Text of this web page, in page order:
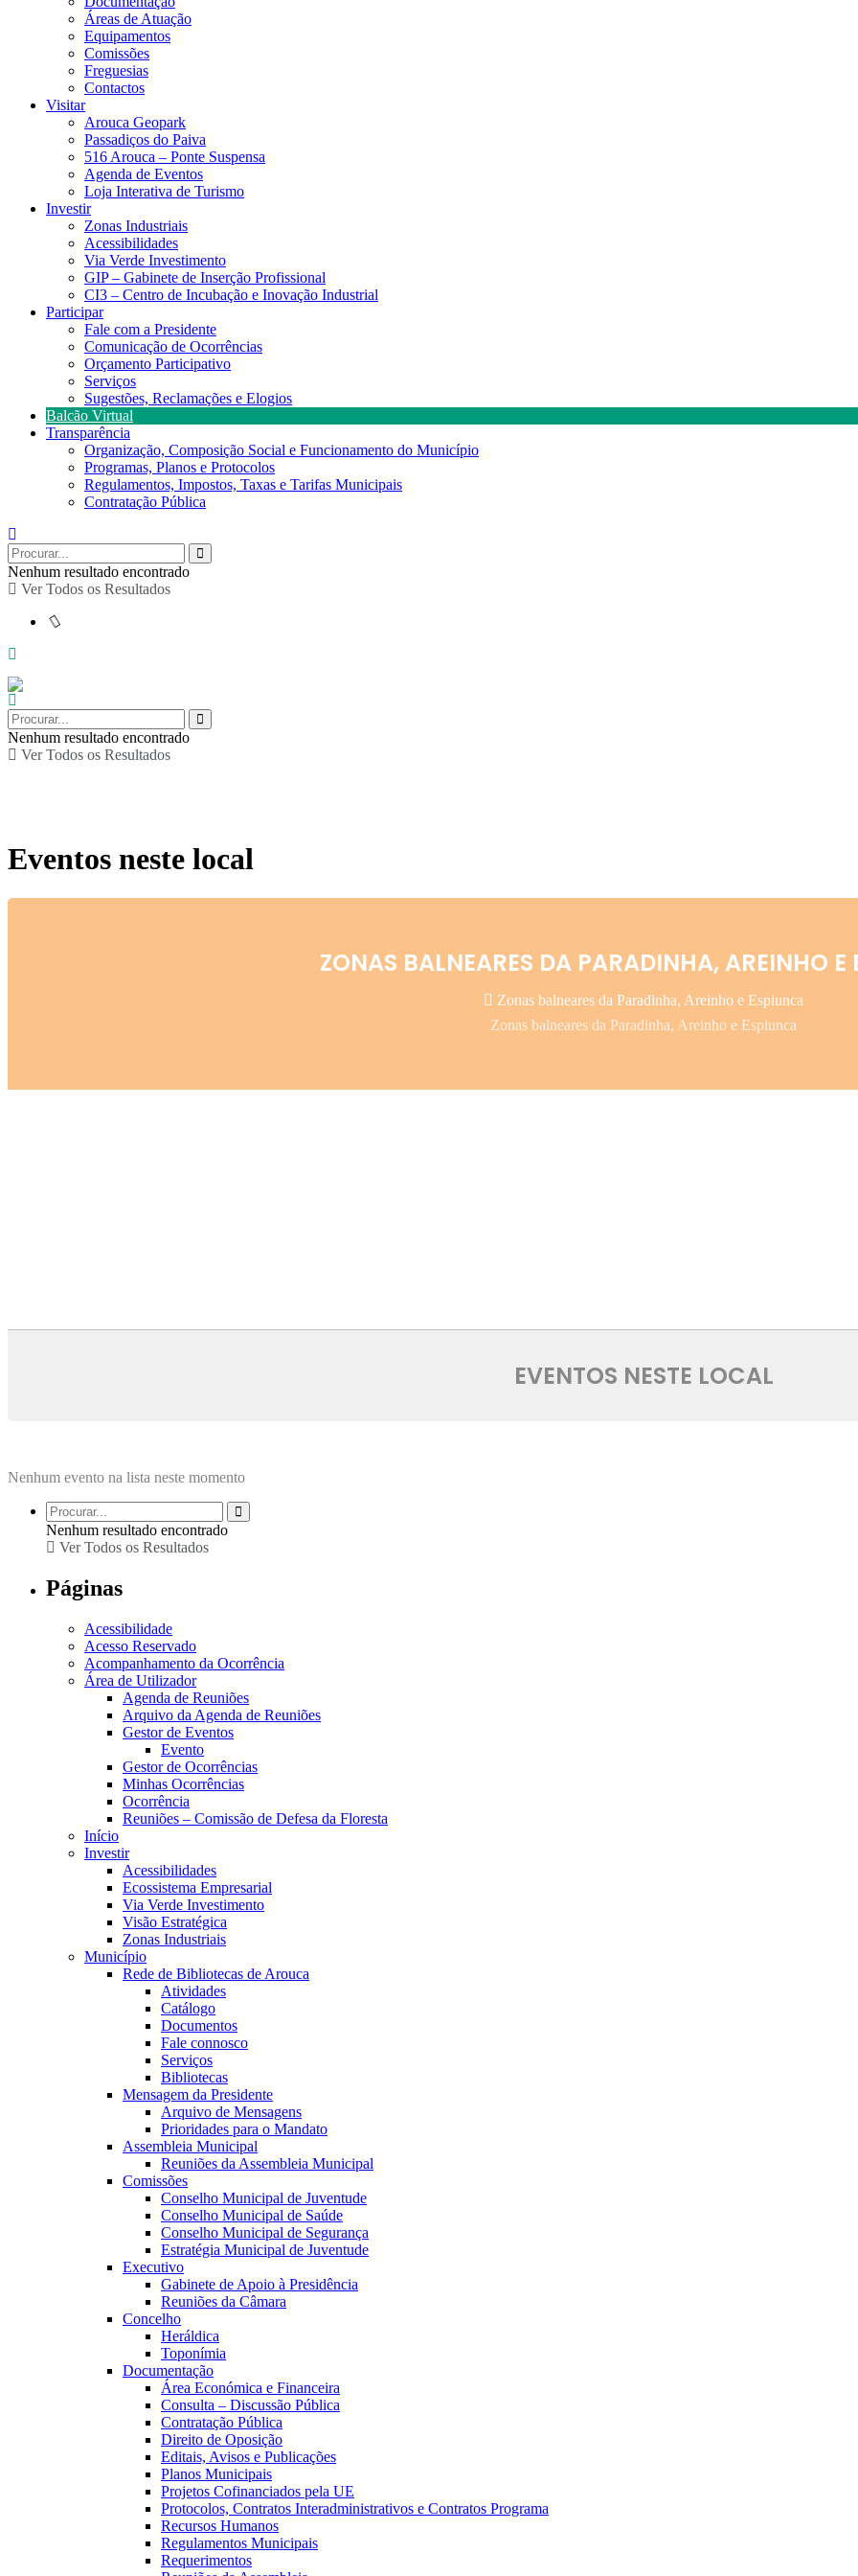
Áreas de Atuação
Equipamentos
Comissões
Freguesias
Contactos
Visitar
Arouca Geopark
Passadiços do Paiva
516 Arouca – Ponte Suspensa
Agenda de Eventos
Loja Interativa de Turismo
Investir
Zonas Industriais
Acessibilidades
Via Verde Investimento
GIP – Gabinete de Inserção Profissional
CI3 – Centro de Incubação e Inovação Industrial
Participar
Fale com a Presidente
Comunicação de Ocorrências
Orçamento Participativo
Serviços
Sugestões, Reclamações e Elogios
Balcão Virtual
Transparência
Organização, Composição Social e Funcionamento do Município
Programas, Planos e Protocolos
Regulamentos, Impostos, Taxas e Tarifas Municipais
Contratação Pública
Nenhum resultado encontrado
Ver Todos os Resultados
Nenhum resultado encontrado
Ver Todos os Resultados
Eventos neste local
ZONAS BALNEARES DA PARADINHA, AREINHO E
Zonas balneares da Paradinha, Areinho e Espiunca
Zonas balneares da Paradinha, Areinho e Espiunca
EVENTOS NESTE LOCAL
Nenhum evento na lista neste momento
Nenhum resultado encontrado
Ver Todos os Resultados
Páginas
Acessibilidade
Acesso Reservado
Acompanhamento da Ocorrência
Área de Utilizador
Agenda de Reuniões
Arquivo da Agenda de Reuniões
Gestor de Eventos
Evento
Gestor de Ocorrências
Minhas Ocorrências
Ocorrência
Reuniões – Comissão de Defesa da Floresta
Início
Investir
Acessibilidades
Ecossistema Empresarial
Via Verde Investimento
Visão Estratégica
Zonas Industriais
Município
Rede de Bibliotecas de Arouca
Atividades
Catálogo
Documentos
Fale connosco
Serviços
Bibliotecas
Mensagem da Presidente
Arquivo de Mensagens
Prioridades para o Mandato
Assembleia Municipal
Reuniões da Assembleia Municipal
Comissões
Conselho Municipal de Juventude
Conselho Municipal de Saúde
Conselho Municipal de Segurança
Estratégia Municipal de Juventude
Executivo
Gabinete de Apoio à Presidência
Reuniões da Câmara
Concelho
Heráldica
Toponímia
Documentação
Área Económica e Financeira
Consulta – Discussão Pública
Contratação Pública
Direito de Oposição
Editais, Avisos e Publicações
Planos Municipais
Projetos Cofinanciados pela UE
Protocolos, Contratos Interadministrativos e Contratos Programa
Recursos Humanos
Regulamentos Municipais
Requerimentos